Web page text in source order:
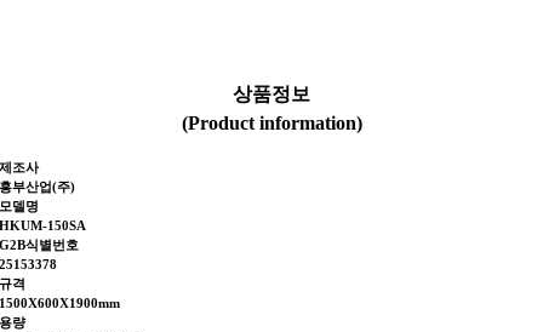
상품정보
(Product information)
제조사
흥부산업(주)
모델명
HKUM-150SA
G2B식별번호
25153378
규격
1500X600X1900mm
용량